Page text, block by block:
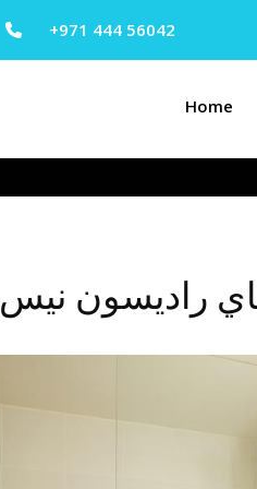
+971 444 56042
Home
راديسون نيس